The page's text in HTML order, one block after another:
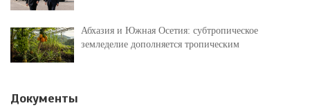
Абхазия и Южная Осетия: субтропическое
земледелие дополняется тропическим
Документы